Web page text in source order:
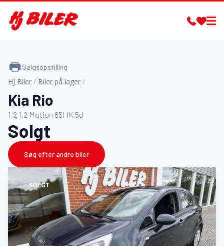
SOLGT
Salgsopstilling
HJ Biler / Biler på lager /
Kia Rio
1,2 1,2 Motion 85HK 5d
Solgt
Søg efter andre biler